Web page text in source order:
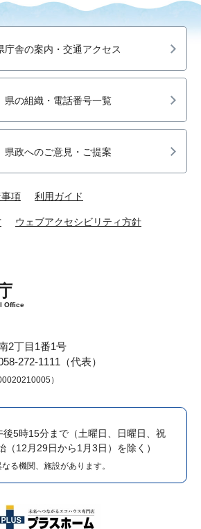
庁舎の案内・交通アクセス
県の組織・電話番号一覧
県政へのご意見・ご提案
項 利用ガイド
ウェブアクセシビリティ方針
Office
2丁目1番1号
272-1111（代表）
）
後5時15分まで （土曜日、日曜日、祝
（12月29日から1月3日）を除く）
る機関、施設があります。